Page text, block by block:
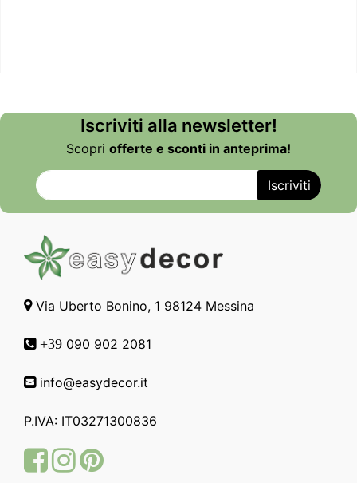
Iscriviti alla newsletter!
Scopri offerte e sconti in anteprima!
Via Uberto Bonino, 1 98124 Messina
+39 090 902 2081
info@easydecor.it
P.IVA: IT03271300836
FacebookInstagram
Pinterest